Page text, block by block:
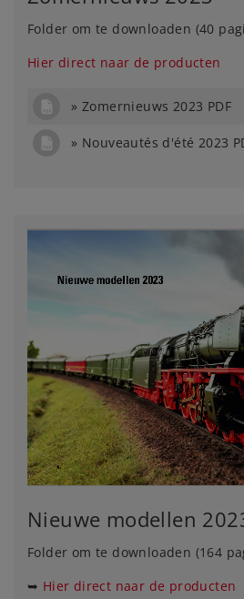
Folder om te downloaden (40
Hier direct naar de producten
Zomernieuws 2023 PDF
Nouveautés d'été 2023
Nieuwe modellen
Folder om te downloaden (164
➥ Hier direct naar de producten